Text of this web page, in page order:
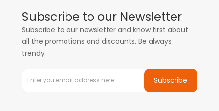
Subscribe to our Newsletter
Subscribe to our newsletter and know first about
all the promotions and discounts. Be always
trendy.
Subscribe